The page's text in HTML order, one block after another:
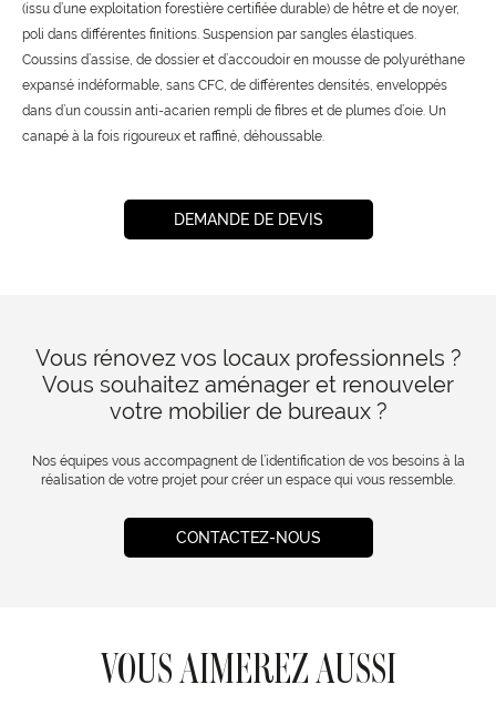
(issu d’une exploitation forestière certifiée durable) de hêtre et de noyer,
poli dans différentes finitions. Suspension par sangles élastiques.
Coussins d’assise, de dossier et d’accoudoir en mousse de polyuréthane
expansé indéformable, sans CFC, de différentes densités, enveloppés
dans d’un coussin anti-acarien rempli de fibres et de plumes d’oie. Un
canapé à la fois rigoureux et raffiné, déhoussable.
DEMANDE DE DEVIS
Vous rénovez vos locaux professionnels ?
Vous souhaitez aménager et renouveler
votre mobilier de bureaux ?
Nos équipes vous accompagnent de l’identification de vos besoins à la
réalisation de votre projet pour créer un espace qui vous ressemble.
CONTACTEZ-NOUS
VOUS AIMEREZ AUSSI